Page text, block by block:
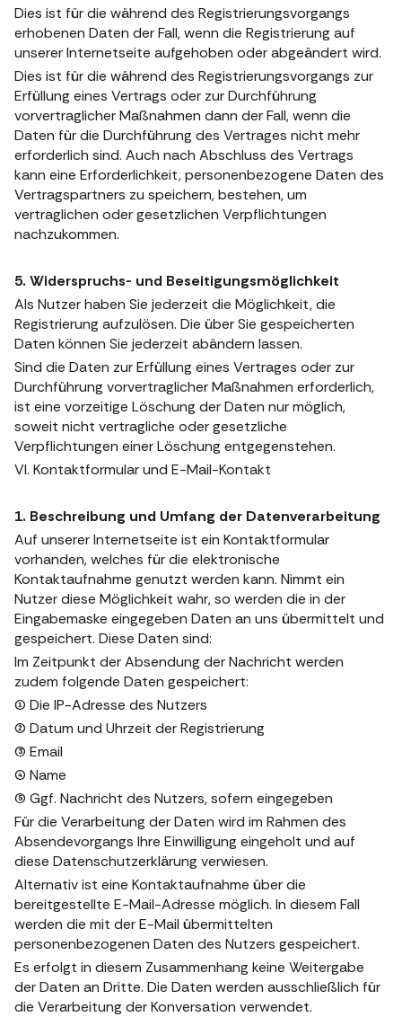
Dies ist für die während des Registrierungsvorgangs
erhobenen Daten der Fall, wenn die Registrierung auf
unserer Internetseite aufgehoben oder abgeändert wird.
Dies ist für die während des Registrierungsvorgangs zur
Erfüllung eines Vertrags oder zur Durchführung
vorvertraglicher Maßnahmen dann der Fall, wenn die
Daten für die Durchführung des Vertrages nicht mehr
erforderlich sind. Auch nach Abschluss des Vertrags
kann eine Erforderlichkeit, personenbezogene Daten des
Vertragspartners zu speichern, bestehen, um
vertraglichen oder gesetzlichen Verpflichtungen
nachzukommen.
5. Widerspruchs- und Beseitigungsmöglichkeit
Als Nutzer haben Sie jederzeit die Möglichkeit, die
Registrierung aufzulösen. Die über Sie gespeicherten
Daten können Sie jederzeit abändern lassen.
Sind die Daten zur Erfüllung eines Vertrages oder zur
Durchführung vorvertraglicher Maßnahmen erforderlich,
ist eine vorzeitige Löschung der Daten nur möglich,
soweit nicht vertragliche oder gesetzliche
Verpflichtungen einer Löschung entgegenstehen.
VI. Kontaktformular und E-Mail-Kontakt
1. Beschreibung und Umfang der Datenverarbeitung
Auf unserer Internetseite ist ein Kontaktformular
vorhanden, welches für die elektronische
Kontaktaufnahme genutzt werden kann. Nimmt ein
Nutzer diese Möglichkeit wahr, so werden die in der
Eingabemaske eingegeben Daten an uns übermittelt und
gespeichert. Diese Daten sind:
Im Zeitpunkt der Absendung der Nachricht werden
zudem folgende Daten gespeichert:
(1) Die IP-Adresse des Nutzers
(2) Datum und Uhrzeit der Registrierung
(3) Email
(4) Name
(5) Ggf. Nachricht des Nutzers, sofern eingegeben
Für die Verarbeitung der Daten wird im Rahmen des
Absendevorgangs Ihre Einwilligung eingeholt und auf
diese Datenschutzerklärung verwiesen.
Alternativ ist eine Kontaktaufnahme über die
bereitgestellte E-Mail-Adresse möglich. In diesem Fall
werden die mit der E-Mail übermittelten
personenbezogenen Daten des Nutzers gespeichert.
Es erfolgt in diesem Zusammenhang keine Weitergabe
der Daten an Dritte. Die Daten werden ausschließlich für
die Verarbeitung der Konversation verwendet.